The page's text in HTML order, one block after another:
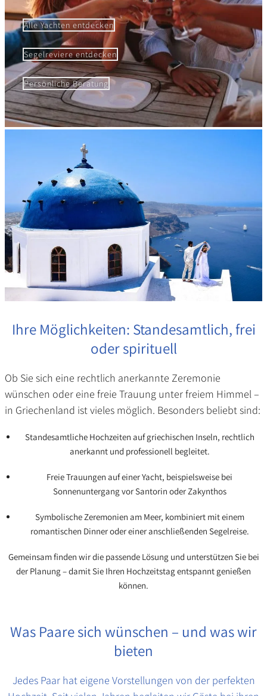
Alle Yachten entdecken
Segelreviere entdecken
Persönliche Beratung
Anfahrt
Ihre Möglichkeiten: Standesamtlich, frei
oder spirituell
Ob Sie sich eine rechtlich anerkannte Zeremonie
wünschen oder eine freie Trauung unter freiem Himmel –
in Griechenland ist vieles möglich. Besonders beliebt sind:
Standesamtliche Hochzeiten auf griechischen Inseln, rechtlich
anerkannt und professionell begleitet.
Freie Trauungen auf einer Yacht, beispielsweise bei
Sonnenuntergang vor Santorin oder Zakynthos
Symbolische Zeremonien am Meer, kombiniert mit einem
romantischen Dinner oder einer anschließenden Segelreise.
Gemeinsam finden wir die passende Lösung und unterstützen Sie bei
der Planung – damit Sie Ihren Hochzeitstag entspannt genießen
können.
Was Paare sich wünschen – und was wir
bieten
Jedes Paar hat eigene Vorstellungen von der perfekten